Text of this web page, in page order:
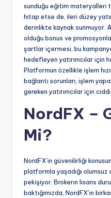
sunduğu eğitim materyalleri
hitap etse de, ileri düzey
derinlikte kaynak sunmuyor.
olduğu bonus ve
şartlar içermesi, bu
hedefleyen yatırımcılar için
Platformun özellikle işlem
bağlantı sorunları, işlem
gereken yatırımcılar için
NordFX –
Mi?
NordFX’in güvenilirliği
platformla yaşadığı
pekişiyor. Brokerın lisans
baktığımızda, NordFX’in